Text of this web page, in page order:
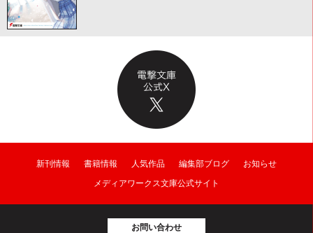
新刊情報 書籍情報 人気作品 編集部ブログ
お知らせ
メディアワークス文庫公式サイト
お問い合わせ